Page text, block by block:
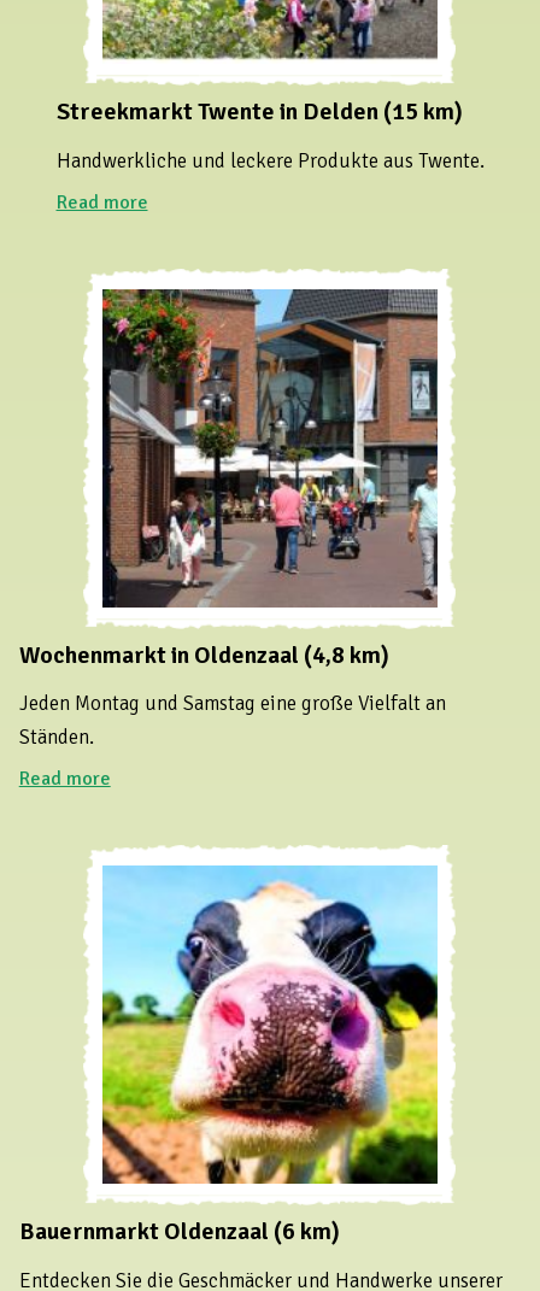
Streekmarkt Twente in Delden (15 km)
Handwerkliche und leckere Produkte aus Twente.
Read more
Wochenmarkt in Oldenzaal (4,8 km)
Jeden Montag und Samstag eine große Vielfalt an
Ständen.
Read more
Bauernmarkt Oldenzaal (6 km)
Entdecken Sie die Geschmäcker und Handwerke unserer